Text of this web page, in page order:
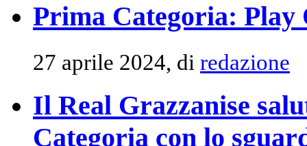
Prima Categoria: Play
27 aprile 2024, di redazione
Il Real Grazzanise
Categoria con lo